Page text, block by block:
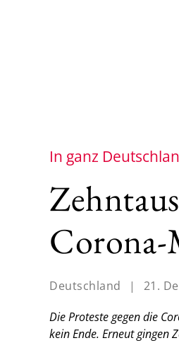
In ganz
Deutschland | 21.
Die Proteste gegen die
kein Ende. Erneut gingen